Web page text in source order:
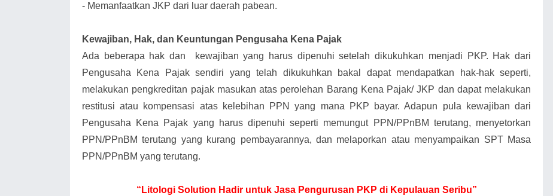
- Memanfaatkan JKP dari luar daerah pabean.
Kewajiban, Hak, dan Keuntungan Pengusaha Kena Pajak
Ada beberapa hak dan kewajiban yang harus dipenuhi setelah dikukuhkan menjadi PKP. Hak dari
Pengusaha Kena Pajak sendiri yang telah dikukuhkan bakal dapat mendapatkan hak-hak seperti,
melakukan pengkreditan pajak masukan atas perolehan Barang Kena Pajak/ JKP dan dapat melakukan
restitusi atau kompensasi atas kelebihan PPN yang mana PKP bayar. Adapun pula kewajiban dari
Pengusaha Kena Pajak yang harus dipenuhi seperti memungut PPN/PPnBM terutang, menyetorkan
PPN/PPnBM terutang yang kurang pembayarannya, dan melaporkan atau menyampaikan SPT Masa
PPN/PPnBM yang terutang.
“Litologi Solution Hadir untuk Jasa Pengurusan PKP di Kepulauan Seribu”